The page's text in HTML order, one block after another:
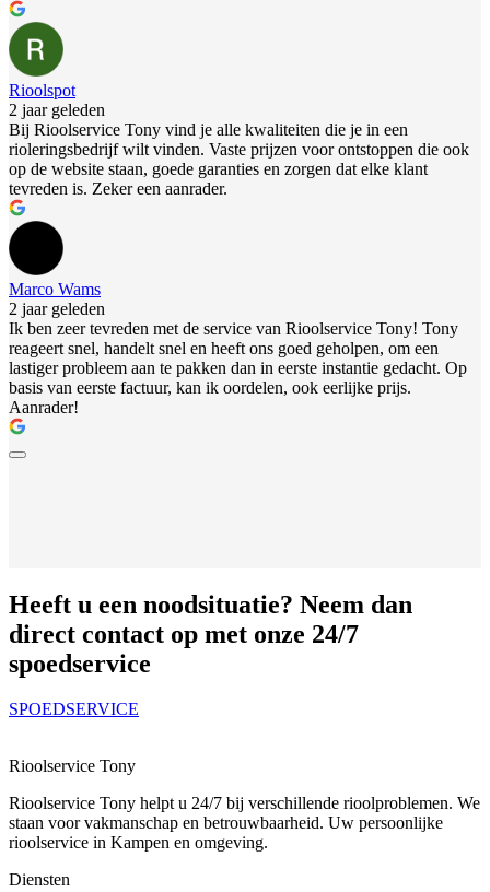
Rioolspot
2 jaar geleden
Bij Rioolservice Tony vind je alle kwaliteiten die je in een
rioleringsbedrijf wilt vinden. Vaste prijzen voor ontstoppen die ook
op de website staan, goede garanties en zorgen dat elke klant
tevreden is. Zeker een aanrader.
Marco Wams
2 jaar geleden
Ik ben zeer tevreden met de service van Rioolservice Tony! Tony
reageert snel, handelt snel en heeft ons goed geholpen, om een
lastiger probleem aan te pakken dan in eerste instantie gedacht. Op
basis van eerste factuur, kan ik oordelen, ook eerlijke prijs.
Aanrader!
Heeft u een noodsituatie? Neem dan
direct contact op met onze 24/7
spoedservice
SPOEDSERVICE
Rioolservice Tony
Rioolservice Tony helpt u 24/7 bij verschillende rioolproblemen. We
staan voor vakmanschap en betrouwbaarheid. Uw persoonlijke
rioolservice in Kampen en omgeving.
Diensten